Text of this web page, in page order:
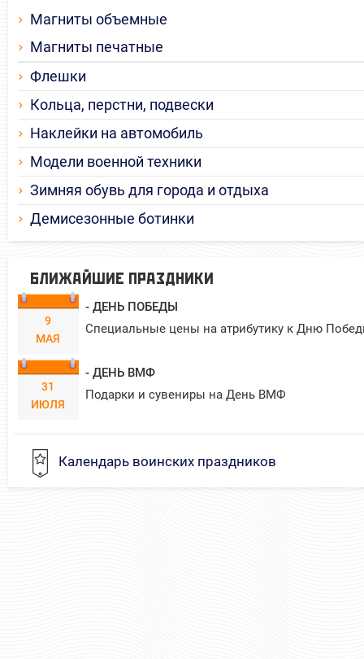
Магниты объемные
Магниты печатные
Флешки
Кольца, перстни, подвески
Наклейки на автомобиль
Модели военной техники
Зимняя обувь для города и отдыха
Демисезонные ботинки
БЛИЖАЙШИЕ ПРАЗДНИКИ
9
МАЯ
- ДЕНЬ ПОБЕДЫ
Специальные цены на атрибутику к Дню
31
ИЮЛЯ
- ДЕНЬ ВМФ
Подарки и сувениры на День ВМФ
Календарь воинских праздников